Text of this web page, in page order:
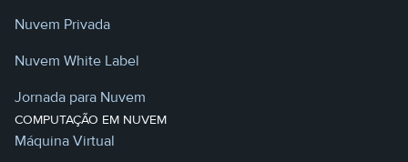
Nuvem Privada
Nuvem White Label
Jornada para Nuvem
COMPUTAÇÃO EM NUVEM
Máquina Virtual